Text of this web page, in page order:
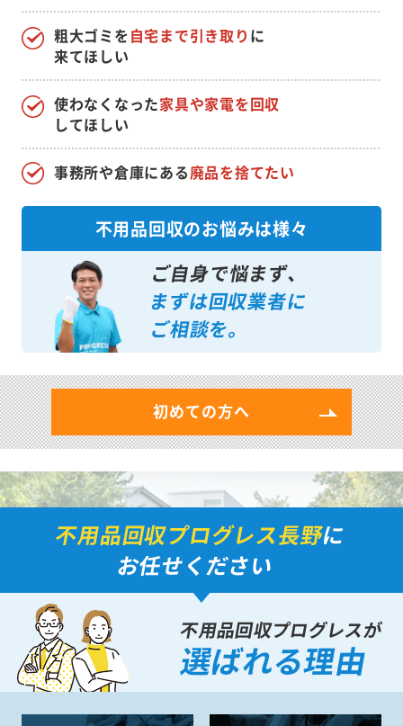
使わなくなった家具や家電を回収
してほしい
粗大ゴミを自宅まで引き取り に
来てほしい
事務所や倉庫にある廃品を捨てたい
不用品回収のお悩みは様々
ご自身で悩まず、
まずは回収業者に
ご相談を。
初めての方へ
不用品回収プログレス長野に
お任せください
不用品回収プログレスが
選ばれる理由